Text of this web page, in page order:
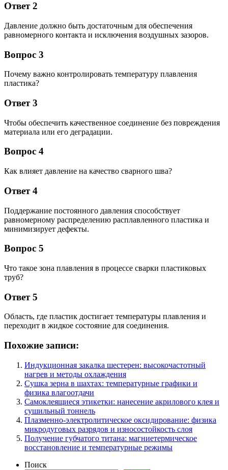
Ответ 2
Давление должно быть достаточным для обеспечения
равномерного контакта и исключения воздушных зазоров.
Вопрос 3
Почему важно контролировать температуру плавления
пластика?
Ответ 3
Чтобы обеспечить качественное соединение без повреждения
материала или его деградации.
Вопрос 4
Как влияет давление на качество сварного шва?
Ответ 4
Поддержание постоянного давления способствует
равномерному распределению расплавленного пластика и
минимизирует дефекты.
Вопрос 5
Что такое зона плавления в процессе сварки пластиковых
труб?
Ответ 5
Область, где пластик достигает температуры плавления и
переходит в жидкое состояние для соединения.
Похожие записи:
Индукционная закалка шестерен: высокочастотный
нагрев и методы охлаждения
Сушка зерна в шахтах: температурные графики и
физика влагоотдачи
Самоклеящиеся этикетки: нанесение акрилового клея и
сушильный тоннель
Плазменно-электролитическое оксидирование: физика
микродуговых разрядов и износостойкость слоя
Получение губчатого титана: магниетермическое
восстановление и температурные режимы
Поиск